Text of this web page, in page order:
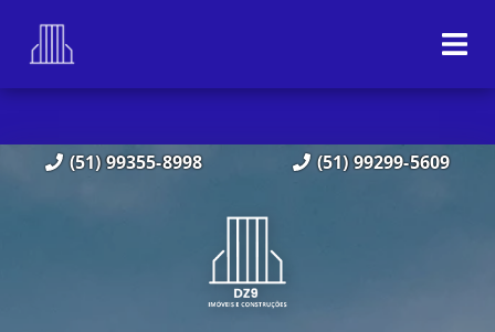
(51) 99355-8998 (51) 99299-5609